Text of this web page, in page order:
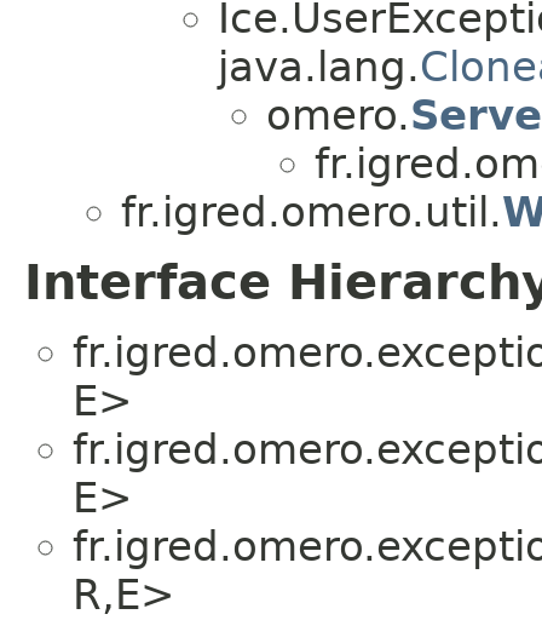
java.lang.
omero.
fr.igred.omero.util.
Interface
E>
E>
R,​E>